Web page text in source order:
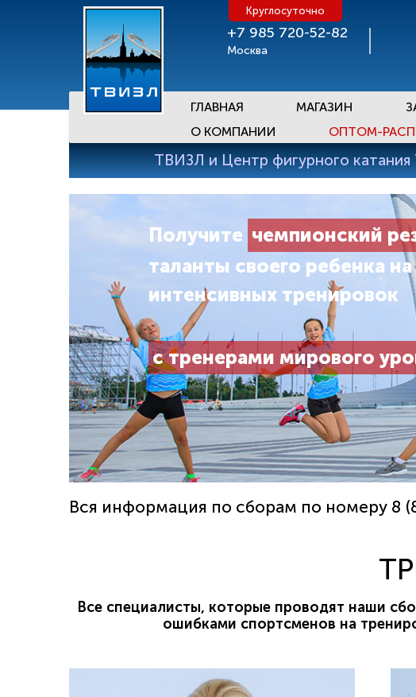
+7 985 720-52-82
Москва
Круглосуточно
ГЛАВНАЯ МАГАЗИН
О КОМПАНИИ
ОПТОМ-
ТВИЗЛ и Центр фигурного
Получите чемпионский
таланты своего ребенка
интенсивных тренировок
с тренерами мирового
Вся информация по сборам по номеру 8
Все специалисты, которые проводят наши
ошибками спортсменов на